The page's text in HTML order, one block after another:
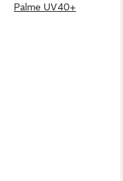
Palme UV40+